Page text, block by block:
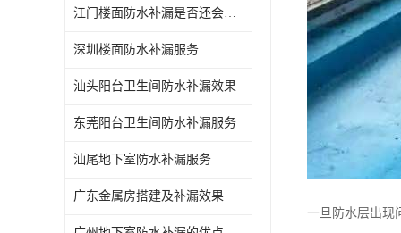
江门楼面防水补漏是否还会漏水
深圳楼面防水补漏服务
汕头阳台卫生间防水补漏效果
东莞阳台卫生间防水补漏服务
汕尾地下室防水补漏服务
广东金属房搭建及补漏效果
一旦防水层出现